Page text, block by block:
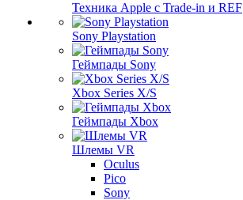
Техника Apple с Trade-in и REF
Sony Playstation
Геймпады Sony
Xbox Series X/S
Геймпады Xbox
Шлемы VR
Oculus
Pico
Sony